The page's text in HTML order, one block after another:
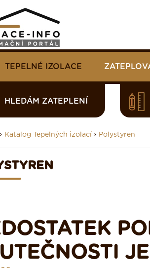
TEPELNÉ IZOLACE
HLEDÁM ZATEPLENÍ
› Katalog Tepelných izolací › Polystyren